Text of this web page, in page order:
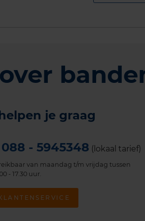
je graag
088 - 5945348 (lokaal tarief)
van maandag t/m vrijdag tussen
- 17.30 uur.